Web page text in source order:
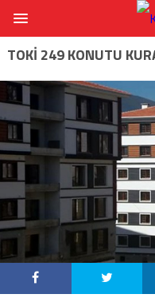
TOKİ 249 KONUTU